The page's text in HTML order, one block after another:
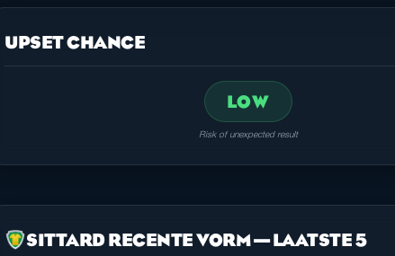
UPSET CHANCE
LOW
Risk of unexpected result
SITTARD RECENTE VORM — LAATSTE 5